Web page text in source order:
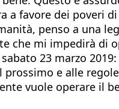
a favore dei poveri
penso a una
che mi impedirà di
23 marzo
e alle
vuole operare il